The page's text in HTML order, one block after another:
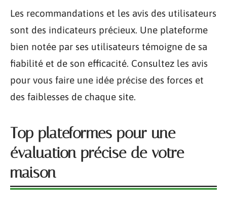
Les recommandations et les avis des utilisateurs
sont des indicateurs précieux. Une plateforme
bien notée par ses utilisateurs témoigne de sa
fiabilité et de son efficacité. Consultez les avis
pour vous faire une idée précise des forces et
des faiblesses de chaque site.
Top plateformes pour une
évaluation précise de votre
maison